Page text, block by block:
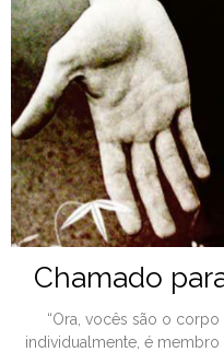
Chamado
“Ora, vocês são o
individualmente, é membro